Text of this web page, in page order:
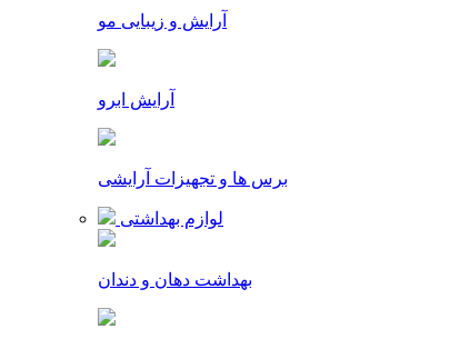
آرایش و زیبایی مو
آرایش ابرو
برس ها و تجهیزات آرایشی
لوازم بهداشتی
بهداشت دهان و دندان